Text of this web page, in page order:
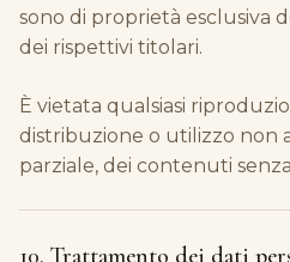
sono di proprietà esclusiva
dei rispettivi titolari.
È vietata qualsiasi
distribuzione o utilizzo non
parziale, dei contenuti
10. Trattamento dei dati